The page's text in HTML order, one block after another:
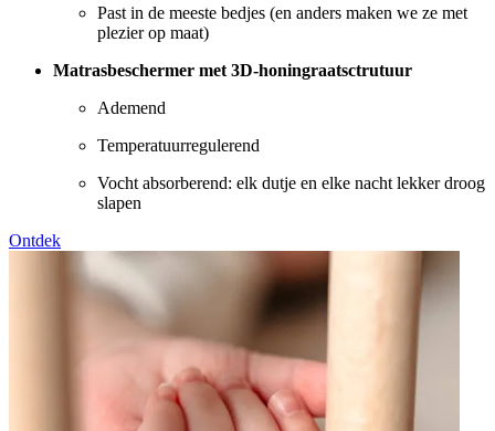
Past in de meeste bedjes (en anders maken we ze met
plezier op maat)
Matrasbeschermer met 3D-honingraatsctrutuur
Ademend
Temperatuurregulerend
Vocht absorberend: elk dutje en elke nacht lekker droog
slapen
Ontdek